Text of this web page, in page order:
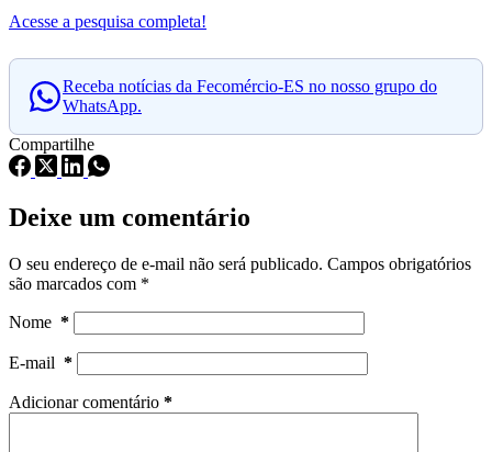
Acesse a pesquisa completa!
Receba notícias da Fecomércio-ES no nosso grupo do
WhatsApp.
Compartilhe
Deixe um comentário
O seu endereço de e-mail não será publicado. Campos obrigatórios
são marcados com *
Nome *
E-mail *
Adicionar comentário *